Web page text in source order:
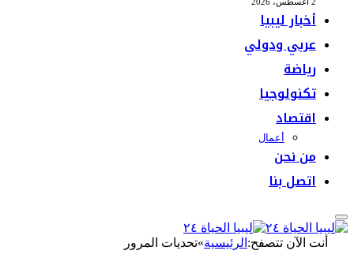
أخبار ليبيا
عربي ودولي
رياضة
تكنولوجيا
اقتصاد
أعمال
من نحن
اتصل بنا
أنت الآن تتصفح:الرئيسية»تحديات المرور